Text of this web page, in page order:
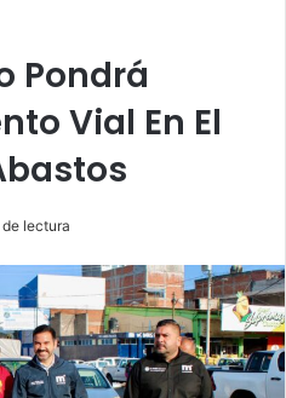
Pondrá
Vial En El
lectura